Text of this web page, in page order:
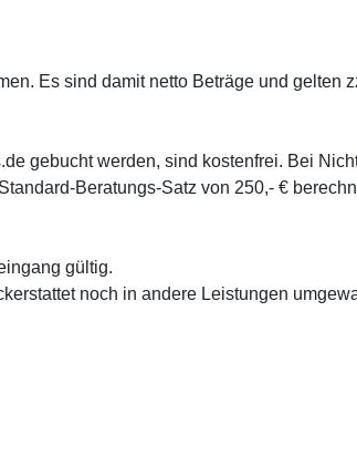
Es sind damit netto Beträge und gelten
gebucht werden, sind kostenfrei. Bei
Beratungs-Satz von 250,- €
gültig.
noch in andere Leistungen